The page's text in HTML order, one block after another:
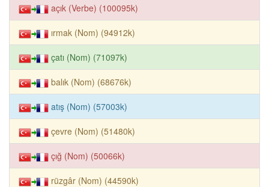
açık (Verbe) (100095k)
ırmak (Nom) (94912k)
çatı (Nom) (71097k)
balık (Nom) (68676k)
atış (Nom) (57003k)
çevre (Nom) (51480k)
çığ (Nom) (50066k)
rüzgâr (Nom) (44590k)